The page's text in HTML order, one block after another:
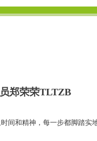
郑荣荣TLTZB
间和精神，每一步都脚踏实